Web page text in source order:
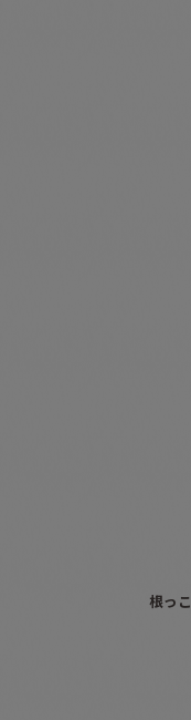
根っ